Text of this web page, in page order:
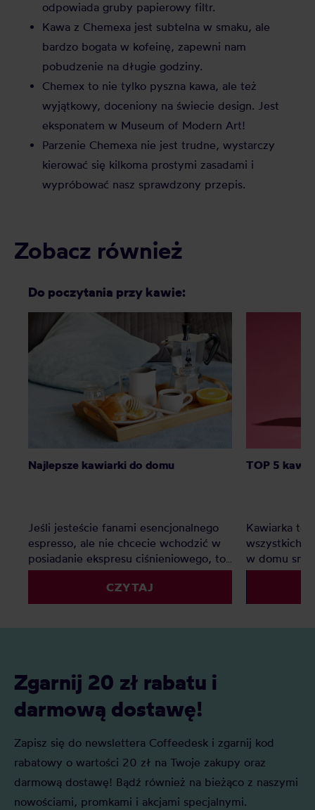
odpowiada gruby papierowy filtr.
Kawa z Chemexa jest subtelna w smaku, ale
bardzo bogata w kofeinę, zapewni nam
pobudzenie na długie godziny.
Chemex to nie tylko pyszna kawa, ale też
wyjątkowy, doceniony na świecie design. Jest
eksponatem w Museum of Modern Art!
Parzenie Chemexa nie jest trudne, wystarczy
kierować się kilkoma prostymi zasadami i
wypróbować nasz sprawdzony przepis.
Zobacz również
Do poczytania przy kawie:
Najlepsze kawiarki do domu
Jeśli jesteście fanami esencjonalnego
espresso, ale nie chcecie wchodzić w
posiadanie ekspresu ciśnieniowego, to
kafetierka będzie doskonałym
rozwiązaniem. Jaka kawiarka jest
najlepsza do domu? Oto polecane
CZYTAJ
TOP 5
Kawiarka to
wszystkich,
w domu
konieczności
najlepsza
Zgarnij 20 zł rabatu i
darmową dostawę!
Zapisz się do newslettera Coffeedesk i zgarnij kod
rabatowy o wartości 20 zł na Twoje zakupy oraz
darmową dostawę! Bądź również na bieżąco z naszymi
nowościami, promkami i akcjami specjalnymi.